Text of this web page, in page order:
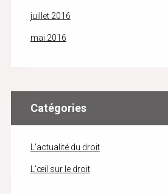
juillet 2016
mai 2016
Catégories
L'actualité du droit
L'œil sur le droit